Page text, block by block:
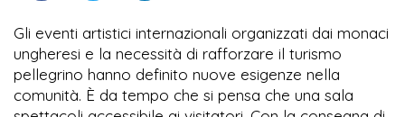
Gli eventi artistici internazionali organizzati dai monaci
ungheresi e la necessità di rafforzare il turismo
pellegrino hanno definito nuove esigenze nella
comunità. È da tempo che si pensa che una sala